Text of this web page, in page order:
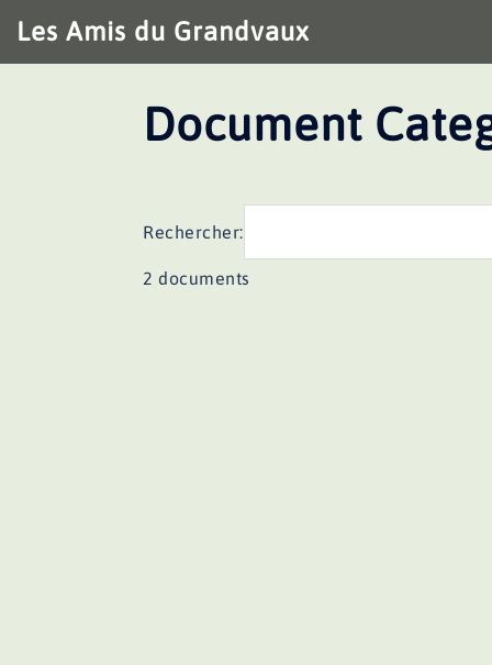
au
contenu
Les Amis du Grandvaux
Document
Rechercher:
2 documents